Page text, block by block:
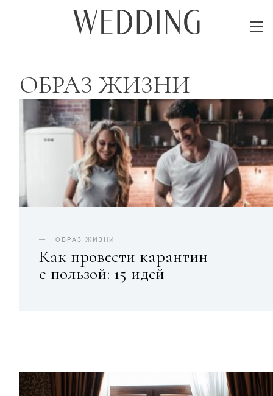
ОБРАЗ ЖИЗНИ
ОБРАЗ ЖИЗНИ
Как провести карантин
с пользой: 15 идей